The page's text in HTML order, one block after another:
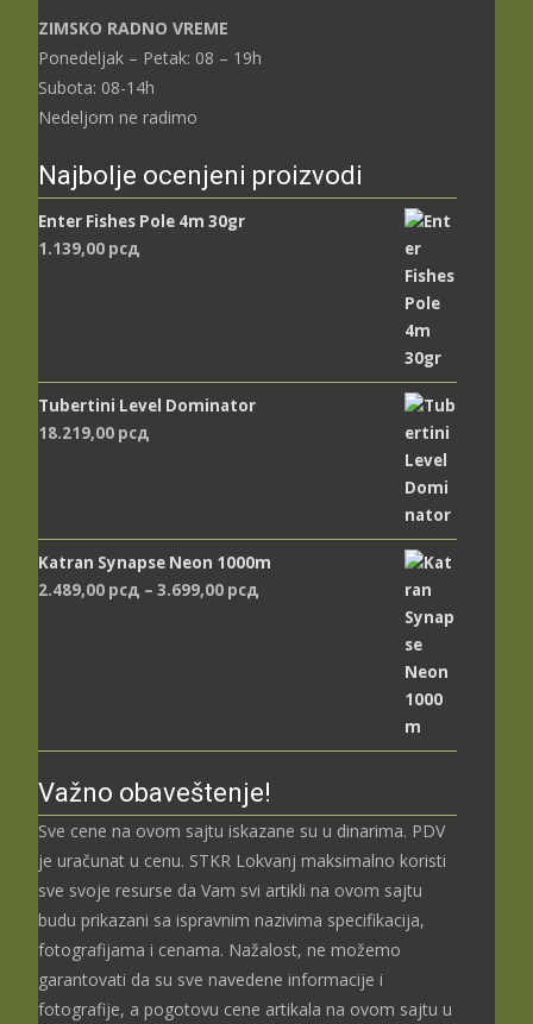
ZIMSKO RADNO VREME
Ponedeljak – Petak: 08 – 19h
Subota: 08-14h
Nedeljom ne radimo
Najbolje ocenjeni proizvodi
Enter Fishes Pole 4m 30gr
1.139,00 рсд
Tubertini Level Dominator
18.219,00 рсд
Katran Synapse Neon 1000m
2.489,00 рсд – 3.699,00 рсд
Važno obaveštenje!
Sve cene na ovom sajtu iskazane su u dinarima. PDV
je uračunat u cenu. STKR Lokvanj maksimalno koristi
sve svoje resurse da Vam svi artikli na ovom sajtu
budu prikazani sa ispravnim nazivima specifikacija,
fotografijama i cenama. Nažalost, ne možemo
garantovati da su sve navedene informacije i
fotografije, a pogotovu cene artikala na ovom sajtu u